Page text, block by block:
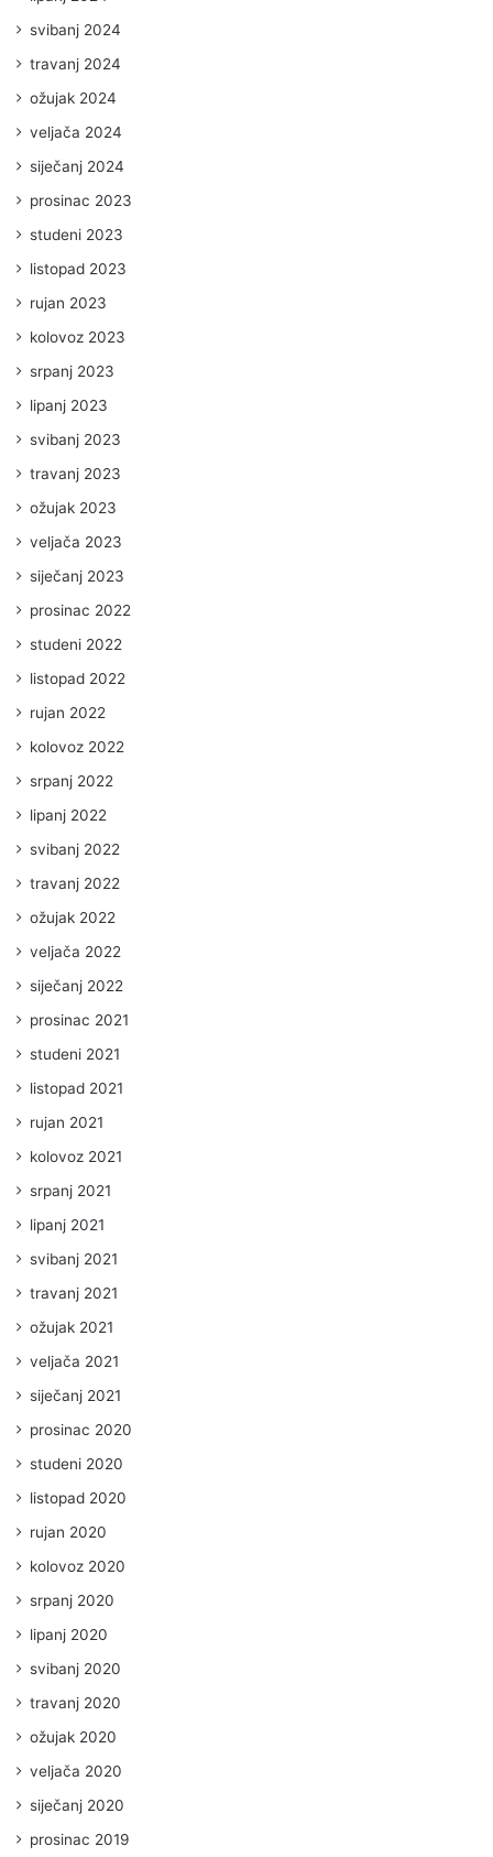
svibanj 2024
travanj 2024
ožujak 2024
veljača 2024
siječanj 2024
prosinac 2023
studeni 2023
listopad 2023
rujan 2023
kolovoz 2023
srpanj 2023
lipanj 2023
svibanj 2023
travanj 2023
ožujak 2023
veljača 2023
siječanj 2023
prosinac 2022
studeni 2022
listopad 2022
rujan 2022
kolovoz 2022
srpanj 2022
lipanj 2022
svibanj 2022
travanj 2022
ožujak 2022
veljača 2022
siječanj 2022
prosinac 2021
studeni 2021
listopad 2021
rujan 2021
kolovoz 2021
srpanj 2021
lipanj 2021
svibanj 2021
travanj 2021
ožujak 2021
veljača 2021
siječanj 2021
prosinac 2020
studeni 2020
listopad 2020
rujan 2020
kolovoz 2020
srpanj 2020
lipanj 2020
svibanj 2020
travanj 2020
ožujak 2020
veljača 2020
siječanj 2020
prosinac 2019